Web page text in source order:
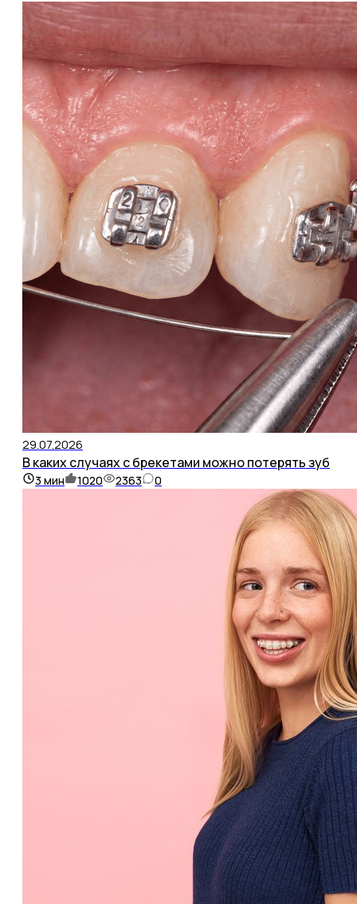
29.07.2026
В каких случаях с брекетами можно потерять зуб
3 мин 1020 2363 0